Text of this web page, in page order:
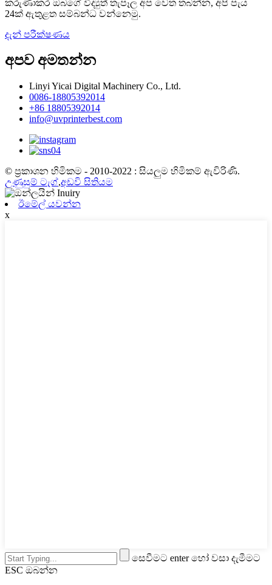
කරුණාකර ඔබගේ විද්‍යුත් තැපෑල අප වෙත තබන්න, අපි පැය
24ක් ඇතුළත සම්බන්ධ වන්නෙමු.
දැන් පරීක්ෂණය
අපව අමතන්න
Linyi Yicai Digital Machinery Co., Ltd.
0086-18805392014
+86 18805392014
info@uvprinterbest.com
© ප්‍රකාශන හිමිකම - 2010-2022 : සියලුම හිමිකම් ඇවිරිණි.
උණුසුම් ටැග්,අඩවි සිතියම
ඊමේල් යවන්න
x
සෙවීමට enter හෝ වසා දැමීමට
ESC ඔබන්න